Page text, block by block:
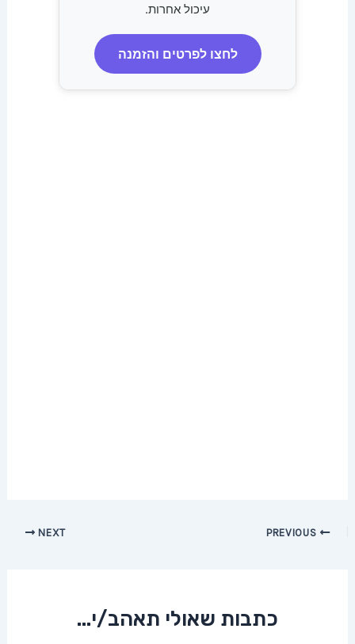
עיכול אחרות.
לחצו לפרטים והזמנה
Post
NEXT
כתבות שאולי תאהב/י...